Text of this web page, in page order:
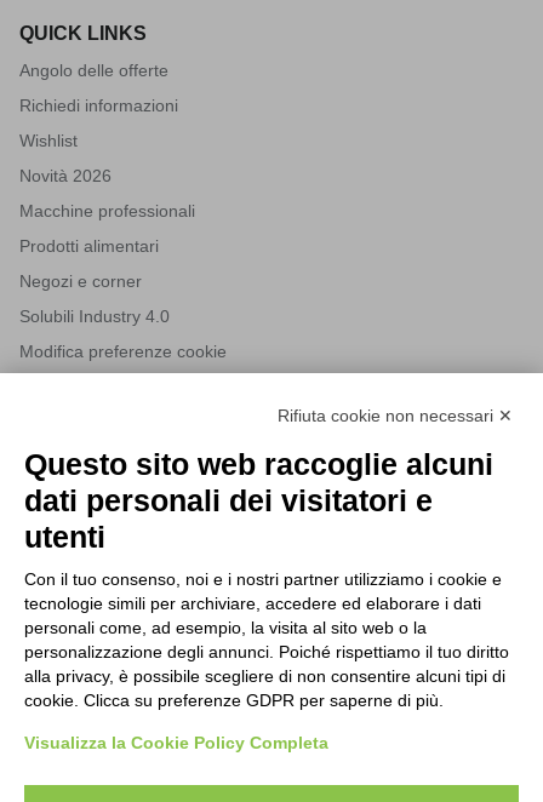
QUICK LINKS
Angolo delle offerte
Richiedi informazioni
Wishlist
Novità 2026
Macchine professionali
Prodotti alimentari
Negozi e corner
Solubili Industry 4.0
Modifica preferenze cookie
NEWSLETTER
Iscriviti alla nostra newsletter per rimanere sempre aggiornato
sulle novità del mondo HORECA e per ricevere offerte esclusive.
Acconsento al trattamento dei dati personali come specificato
nella nostra privacy policy.
Registrati
ISCRIVITI ALLA NEWSLETTER
Tutti i nuovi prodotti in anteprima e offerte esclusive.
Acconsento al trattamento dei dati personali come
Rifiuta cookie non necessari ✕
Questo sito web raccoglie alcuni
dati personali dei visitatori e
utenti
Con il tuo consenso, noi e i nostri partner utilizziamo i cookie e
tecnologie simili per archiviare, accedere ed elaborare i dati
personali come, ad esempio, la visita al sito web o la
personalizzazione degli annunci. Poiché rispettiamo il tuo diritto
alla privacy, è possibile scegliere di non consentire alcuni tipi di
cookie. Clicca su preferenze GDPR per saperne di più.
Visualizza la Cookie Policy Completa